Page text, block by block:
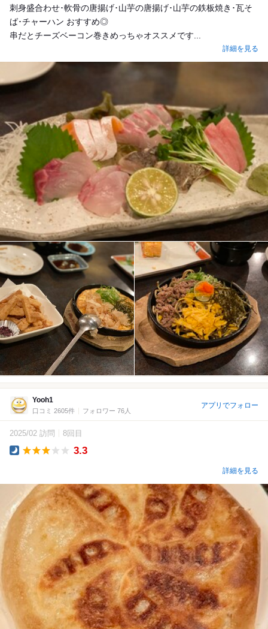
刺身盛合わせ･軟骨の唐揚げ･山芋の唐揚げ･山芋の鉄板焼き･瓦そ
ば･チャーハン おすすめ◎
串だとチーズベーコン巻きめっちゃオススメです...
詳細を見る
Yooh1
口コミ 2605件 フォロワー 76人
アプリでフォロー
2025/02 訪問 8回目
3.3
詳細を見る